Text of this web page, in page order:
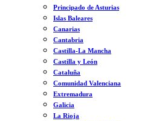
Principado de Asturias
Islas Baleares
Canarias
Cantabria
Castilla-La Mancha
Castilla y León
Cataluña
Comunidad Valenciana
Extremadura
Galicia
La Rioja